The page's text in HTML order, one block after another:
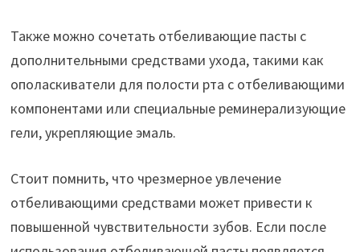
Также можно сочетать отбеливающие пасты с
дополнительными средствами ухода, такими как
ополаскиватели для полости рта с отбеливающими
компонентами или специальные реминерализующие
гели, укрепляющие эмаль.
Стоит помнить, что чрезмерное увлечение
отбеливающими средствами может привести к
повышенной чувствительности зубов. Если после